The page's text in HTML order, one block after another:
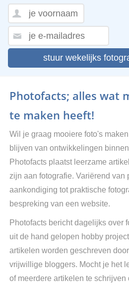
stuur wekelijks
Photofacts; alles wat
te maken heeft!
Wil je graag mooiere foto's
blijven van ontwikkelingen
Photofacts plaatst leerzame
zijn aan fotografie. Variërend van
aankondiging tot praktische
bespreking van een website.
Photofacts bericht dagelijks over
uit de hand gelopen hobby
artikelen worden geschreven
vrijwillige bloggers. Mocht je het
of meerdere artikelen te schrijven